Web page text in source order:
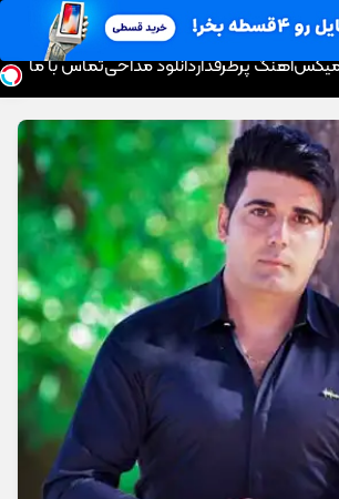
آهنگ پرطرفداردانلود مداحیتماس با ما